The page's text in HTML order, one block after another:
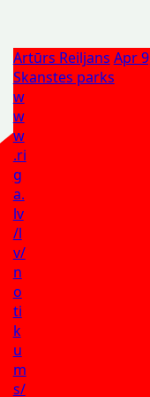
Artūrs Reiljans Apr
Skanstes parks
w
w
w
.ri
g
a.
lv
/l
v/
n
o
ti
k
u
m
s/